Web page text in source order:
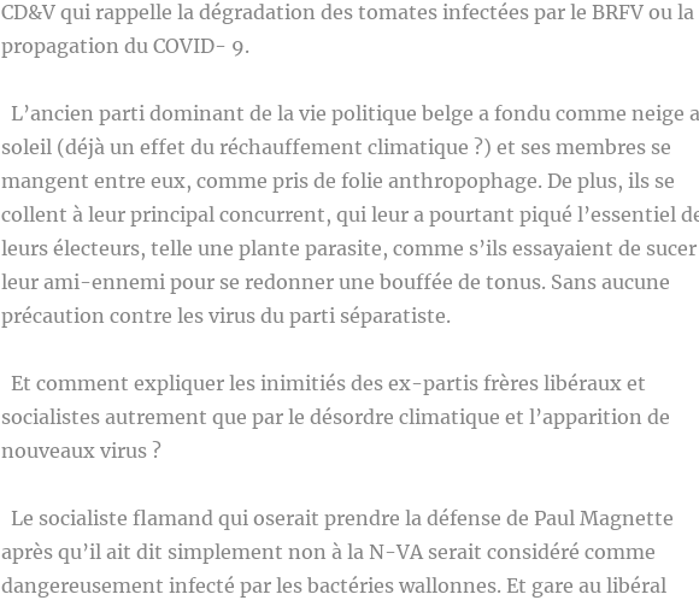
CD&V qui rappelle la dégradation des tomates infectées par le BRFV ou la
propagation du COVID- 9.
L’ancien parti dominant de la vie politique belge a fondu comme neige
soleil (déjà un effet du réchauffement climatique ?) et ses membres se
mangent entre eux, comme pris de folie anthropophage. De plus, ils se
collent à leur principal concurrent, qui leur a pourtant piqué l’essentiel
leurs électeurs, telle une plante parasite, comme s’ils essayaient de sucer
leur ami-ennemi pour se redonner une bouffée de tonus. Sans aucune
précaution contre les virus du parti séparatiste.
Et comment expliquer les inimitiés des ex-partis frères libéraux et
socialistes autrement que par le désordre climatique et l’apparition de
nouveaux virus ?
Le socialiste flamand qui oserait prendre la défense de Paul Magnette
après qu’il ait dit simplement non à la N-VA serait considéré comme
dangereusement infecté par les bactéries wallonnes. Et gare au libéral